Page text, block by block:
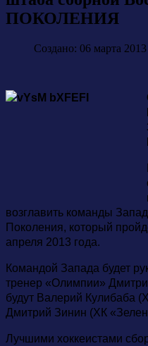
ПОКОЛЕНИЯ
Создано: 06 марта 2013
возглавить команды
Поколения, который
апреля 2013 года.
Командой Запада будет
тренер «Олимпии»
будут Валерий Кулибаба
Дмитрий Зинин (ХК
Лучшими хоккеистами